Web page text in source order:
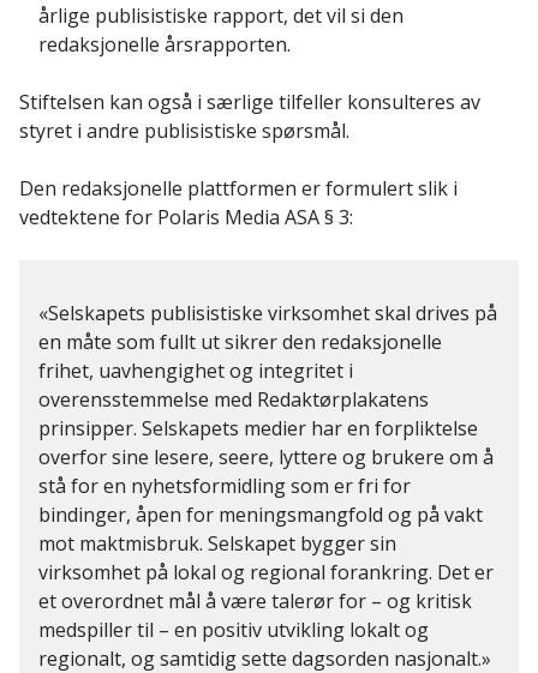
årlige publisistiske rapport, det vil si den
redaksjonelle årsrapporten.
Stiftelsen kan også i særlige tilfeller konsulteres av
styret i andre publisistiske spørsmål.
Den redaksjonelle plattformen er formulert slik i
vedtektene for Polaris Media ASA § 3:
Selskapets publisistiske virksomhet skal drives på
en måte som fullt ut sikrer den redaksjonelle
frihet, uavhengighet og integritet i
overensstemmelse med Redaktørplakatens
prinsipper. Selskapets medier har en forpliktelse
overfor sine lesere, seere, lyttere og brukere om å
stå for en nyhetsformidling som er fri for
bindinger, åpen for meningsmangfold og på vakt
mot maktmisbruk. Selskapet bygger sin
virksomhet på lokal og regional forankring. Det er
et overordnet mål å være talerør for – og kritisk
medspiller til – en positiv utvikling lokalt og
regionalt, og samtidig sette dagsorden nasjonalt.